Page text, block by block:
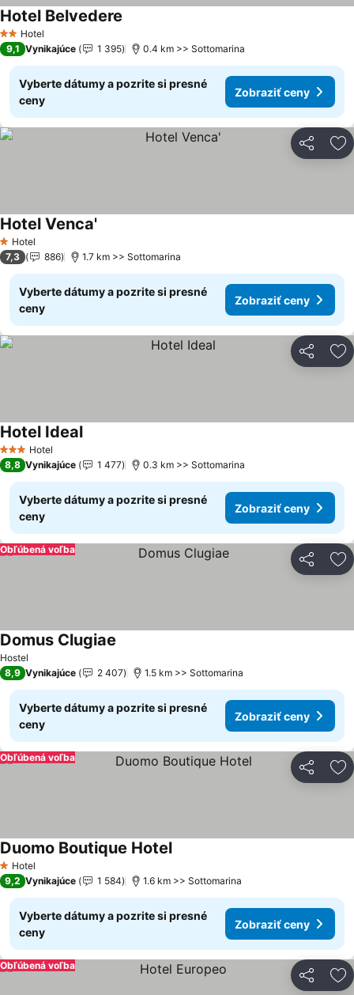
2 Počet hviezdičiek
Hotel
Hotel Belvedere
9,1 Vynikajúce 1 395 0.4 km >> Sottomarina
Vyberte dátumy a pozrite si presné
ceny
Zobraziť ceny
Zdieľať
1 Počet hviezdičiek
Hotel
Hotel Venca'
7,3 886 1.7 km >> Sottomarina
Vyberte dátumy a pozrite si presné
ceny
Zobraziť ceny
Zdieľať
3 Počet hviezdičiek
Hotel
Hotel Ideal
8,8 Vynikajúce 1 477 0.3 km >> Sottomarina
Vyberte dátumy a pozrite si presné
ceny
Zobraziť ceny
Zdieľať
Obľúbená voľba
Hostel
Domus Clugiae
8,9 Vynikajúce 2 407 1.5 km >> Sottomarina
Vyberte dátumy a pozrite si presné
ceny
Zobraziť ceny
Zdieľať
Obľúbená voľba
1 Počet hviezdičiek
Hotel
Duomo Boutique Hotel
9,2 Vynikajúce 1 584 1.6 km >> Sottomarina
Vyberte dátumy a pozrite si presné
ceny
Zobraziť ceny
Zdieľať
Obľúbená voľba